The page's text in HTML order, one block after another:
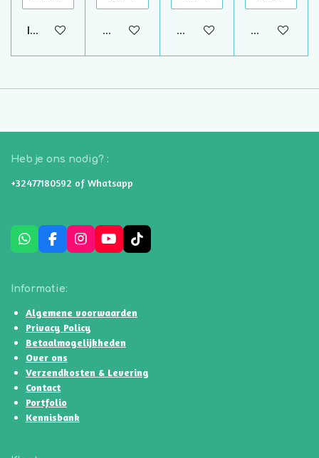
In winkelwagen Bekijk details Bekijk details Bekijk details
Heb je ons nodig? :
+32477180592 of Whatsapp
W
h
t
s
A
p
p
F
a
e
b
o
o
k
I
n
g
r
a
m
Y
o
b
e
T
i
k
Informatie:
Algemene voorwaarden
Privacy Policy
Betaalmogelijkheden
Over ons
Verzendkosten & Levering
Contact
Portfolio
Kennisbank